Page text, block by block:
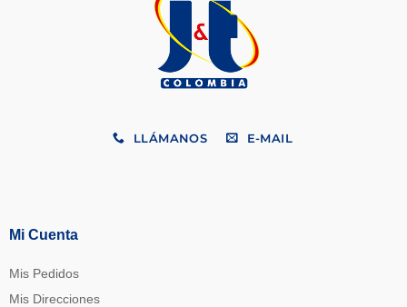
LLÁMANOS E-MAIL
Mi Cuenta
Mis Pedidos
Mis Direcciones